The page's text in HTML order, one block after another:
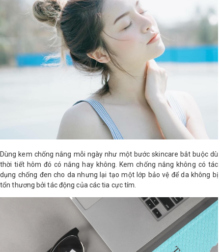
Dùng kem chống nắng mỗi ngày như một bước skincare bắt buộc dù
thời tiết hôm đó có nắng hay không. Kem chống nắng không có tác
dụng chống đen cho da nhưng lại tạo một lớp bảo vệ để da không bị
tổn thương bởi tác động của các tia cực tím.